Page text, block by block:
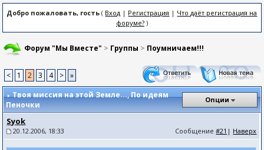
Добро пожаловать, гость ( Вход | Регистрация | Что даёт регистрация на
форуме?)
Форум "Мы Вместе" > Группы > Поумничаем!!!
< 1 2 3 4 >
»
Твоя миссия на этой Земле..., По идеям
Пеночки
Опции
Syok
20.12.2006, 18:33 Сообщение#21 | Наверх